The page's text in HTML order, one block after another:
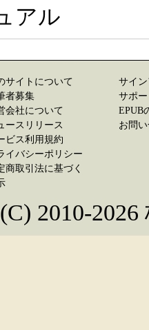
アル
サイトについて
者募集
会社について
ースリリース
ビス利用規約
イバシーポリシー
商取引法に基づく
サイ
サポ
EPUB
お問
(C) 2010-